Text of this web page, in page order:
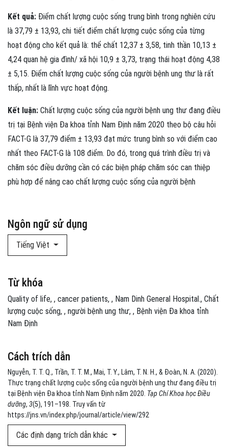
Ngôn ngữ sử dụng
Tiếng Việt
Cách trích dẫn
Nguyễn, T. T. Q., Trần, T. T. M., Mai, T. Y., Lâm, T. N. H., & Đoàn, N. A. (2020).
Thực trạng chất lượng cuộc sống của người bệnh ung thư đang điều trị
tại Bệnh viện Đa khoa tỉnh Nam Định năm 2020. Tạp Chí Khoa học Điều
dưỡng, 3(5), 191–198. Truy vấn từ
https://jns.vn/index.php/journal/article/view/292
Các định dạng trích dẫn khác
Kết quả: Điểm chất lượng cuộc sống trung bình trong nghiên cứu
là 37,79 ± 13,93, chi tiết điểm chất lượng cuộc sống của từng
hoạt động cho kết quả là: thể chất 12,37 ± 3,58, tinh thần 10,13 ±
4,24 quan hệ gia đình/ xã hội 10,9 ± 3,73, trạng thái hoạt động 4,38
± 5,15. Điểm chất lượng cuộc sống của người bệnh ung thư là rất
thấp, nhất là lĩnh vực hoạt động.
Kết luận: Chất lượng cuộc sống của người bệnh ung thư đang điều
trị tại Bệnh viện Đa khoa tỉnh Nam Định năm 2020 theo bộ câu hỏi
FACT-G là 37,79 điểm ± 13,93 đạt mức trung bình so với điểm cao
nhất theo FACT-G là 108 điểm. Do đó, trong quá trình điều trị và
chăm sóc điều dưỡng cần có các biện pháp chăm sóc can thiệp
phù hợp để nâng cao chất lượng cuộc sống của người bệnh
Từ khóa
Quality of life , cancer patients , Nam Dinh General Hospital. Chất
lượng cuộc sống , người bệnh ung thư , Bệnh viện Đa khoa tỉnh
Nam Định